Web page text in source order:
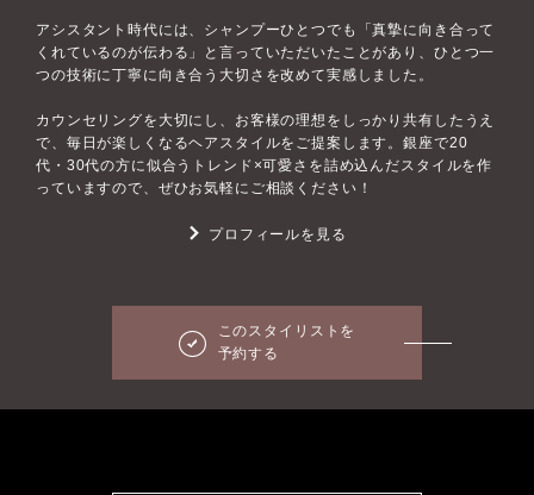
アシスタント時代には、シャンプーひとつでも「真摯に向き合って
くれているのが伝わる」と言っていただいたことがあり、ひとつ一
つの技術に丁寧に向き合う大切さを改めて実感しました。
カウンセリングを大切にし、お客様の理想をしっかり共有したうえ
で、毎日が楽しくなるヘアスタイルをご提案します。銀座で20
代・30代の方に似合うトレンド×可愛さを詰め込んだスタイルを作
っていますので、ぜひお気軽にご相談ください！
プロフィールを見る
このスタイリストを
予約する